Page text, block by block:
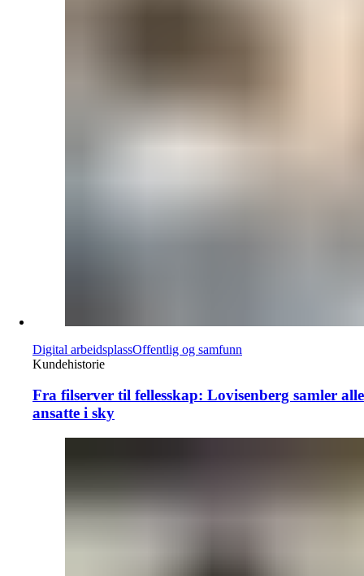
Digital arbeidsplassOffentlig og samfunn
Kundehistorie
Fra filserver til fellesskap: Lovisenberg samler alle
ansatte i sky